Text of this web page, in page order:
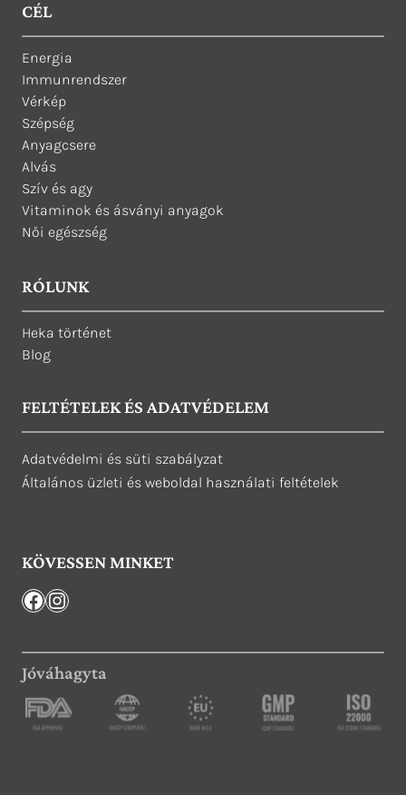
CÉL
Energia
Immunrendszer
Vérkép
Szépség
Anyagcsere
Alvás
Szív és agy
Vitaminok és ásványi anyagok
Női egészség
RÓLUNK
Heka történet
Blog
FELTÉTELEK ÉS ADATVÉDELEM
Adatvédelmi és süti szabályzat
Általános üzleti és weboldal használati feltételek
KÖVESSEN MINKET
Facebook
Instagram
Jóváhagyta